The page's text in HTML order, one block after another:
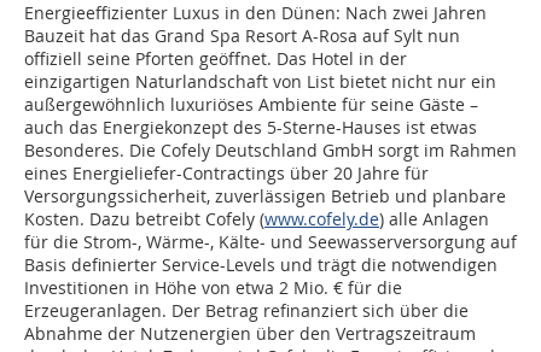
Energieeffizienter Luxus in den Dünen: Nach zwei Jahren
Bauzeit hat das Grand Spa Resort A-Rosa auf Sylt nun
offiziell seine Pforten geöffnet. Das Hotel in der
einzigartigen Naturlandschaft von List bietet nicht nur ein
außergewöhnlich luxuriöses Ambiente für seine Gäste –
auch das Energiekonzept des 5-Sterne-Hauses ist etwas
Besonderes. Die Cofely Deutschland GmbH sorgt im Rahmen
eines Energieliefer-Contractings über 20 Jahre für
Versorgungssicherheit, zuverlässigen Betrieb und planbare
Kosten. Dazu betreibt Cofely (www.cofely.de) alle Anlagen
für die Strom-, Wärme-, Kälte- und Seewasserversorgung auf
Basis definierter Service-Levels und trägt die notwendigen
Investitionen in Höhe von etwa 2 Mio. € für die
Erzeugeranlagen. Der Betrag refinanziert sich über die
Abnahme der Nutzenergien über den Vertragszeitraum